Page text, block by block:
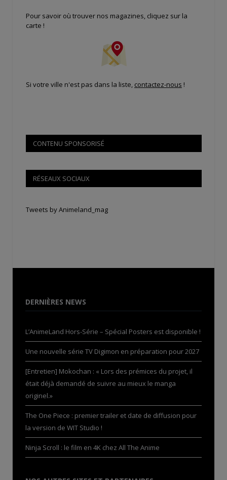
Pour savoir où trouver nos magazines, cliquez sur la
carte !
Si votre ville n'est pas dans la liste, contactez-nous !
CONTENU SPONSORISÉ
RÉSEAUX SOCIAUX
Tweets by Animeland_mag
DERNIÈRES NEWS
L’AnimeLand Hors-Série – Spécial Posters est disponible !
Une nouvelle série TV Digimon en préparation pour 2027
[Entretien] Mokochan : « Lors des prémices du projet, il
était déjà demandé de suivre au mieux le manga
originel.»
The One Piece : premier trailer et date de diffusion pour
la version de WIT Studio !
Ninja Scroll : le film en 4K chez All The Anime